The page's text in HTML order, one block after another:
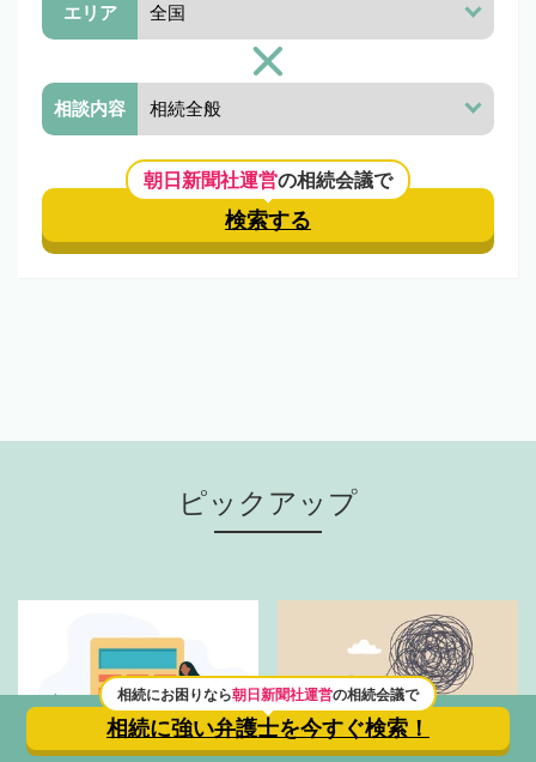
エリア
相談内容
朝日新聞社運営の相続会議で
検索する
ピックアップ
相続にお困りなら朝日新聞社運営の相続会議で
相続に強い弁護士を今すぐ検索！